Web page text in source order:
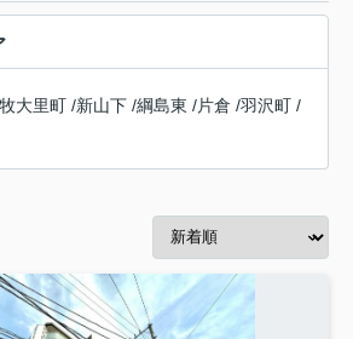
大里町 /新山下 /綱島東 /片倉 /羽沢町 /